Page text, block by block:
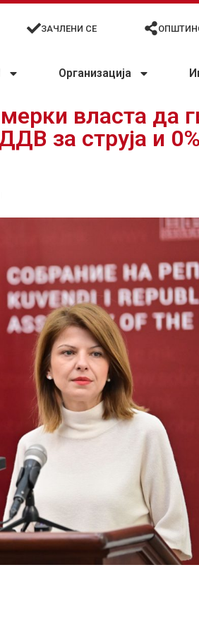
ЗАЧЛЕНИ СЕ
Организација
власта да
за струја и 0%